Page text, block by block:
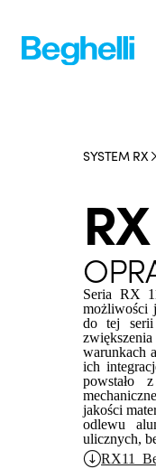
SYSTEM RX
Seria RX
możliwości
do tej serii
warunkach
ich
powstało
jakości
odlewu
ulicznych,